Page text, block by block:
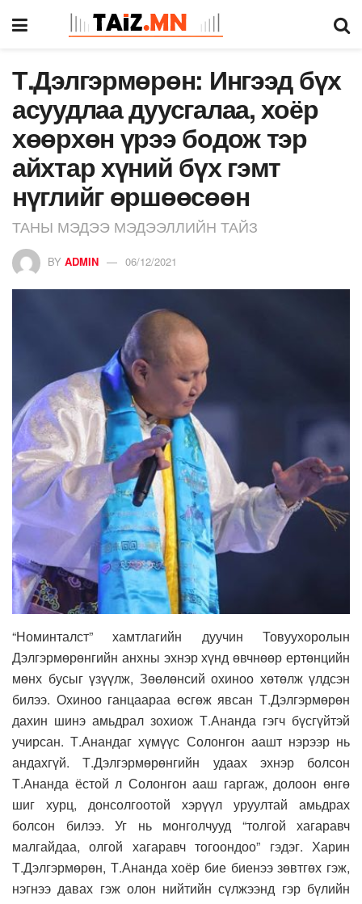
Т.Дэлгэрмөрөн: Ингээд бүх
асуудлаа дуусгалаа, хоёр
хөөрхөн үрээ бодож тэр
айхтар хүний бүх гэмт
нүглийг өршөөсөөн
ТАНЫ МЭДЭЭ МЭДЭЭЛЛИЙН ТАЙЗ
BY ADMIN 06/12/2021
“Номинталст” хамтлагийн дуучин Товуухоролын
Дэлгэрмөрөнгийн анхны эхнэр хүнд өвчнөөр ертөнцийн
мөнх бусыг үзүүлж, Зөөлөнсий охиноо хөтөлж үлдсэн
билээ. Охиноо ганцаараа өсгөж явсан Т.Дэлгэрмөрөн
дахин шинэ амьдрал зохиож Т.Ананда гэгч бүсгүйтэй
учирсан. Т.Анандаг хүмүүс Солонгон аашт нэрээр нь
андахгүй. Т.Дэлгэрмөрөнгийн удаах эхнэр болсон
Т.Ананда ёстой л Солонгон ааш гаргаж, долоон өнгө
шиг хурц, донсолгоотой хэрүүл уруултай амьдрах
болсон билээ. Уг нь монголчууд “толгой хагаравч
малгайдаа, олгой хагаравч тогоондоо” гэдэг. Харин
Т.Дэлгэрмөрөн, Т.Ананда хоёр бие биенээ зөвтгөх гэж,
нэгнээ давах гэж олон нийтийн сүлжээнд гэр бүлийн